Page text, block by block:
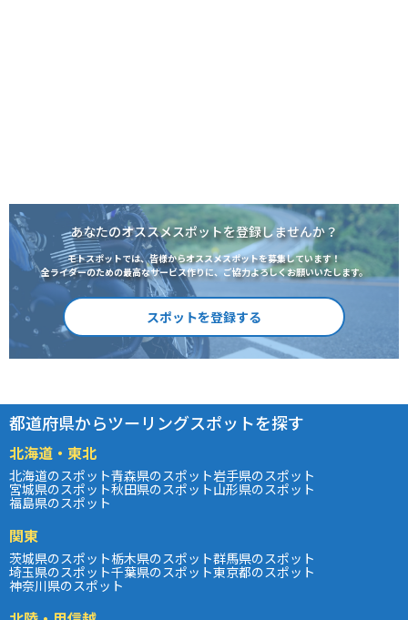
あなたのオススメスポットを登録しませんか？
モトスポットでは、皆様からオススメスポットを募集しています！
全ライダーのための最高なサービス作りに、ご協力よろしくお願いいたします。
スポットを登録する
都道府県からツーリングスポットを探す
北海道・東北
北海道のスポット青森県のスポット岩手県のスポット
宮城県のスポット秋田県のスポット山形県のスポット
福島県のスポット
関東
茨城県のスポット栃木県のスポット群馬県のスポット
埼玉県のスポット千葉県のスポット東京都のスポット
神奈川県のスポット